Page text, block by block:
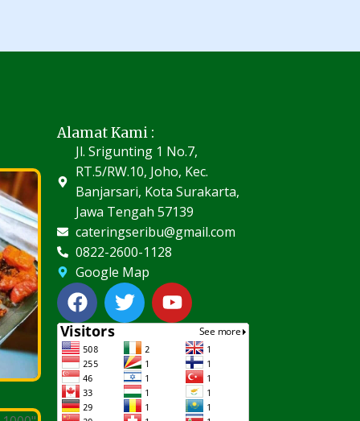
Alamat Kami :
Jl. Srigunting 1 No.7,
RT.5/RW.10, Joho, Kec.
Banjarsari, Kota Surakarta,
Jawa Tengah 57139
cateringseribu@gmail.com
0822-2600-1128
Google Map
F
a
c
e
b
o
o
T
w
i
t
t
e
r
Y
o
u